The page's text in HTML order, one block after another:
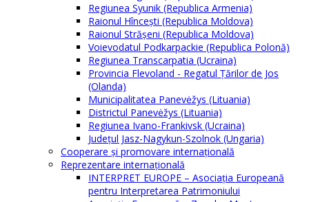
Regiunea Syunik (Republica Armenia)
Raionul Hîncești (Republica Moldova)
Raionul Străşeni (Republica Moldova)
Voievodatul Podkarpackie (Republica Polonă)
Regiunea Transcarpatia (Ucraina)
Provincia Flevoland - Regatul Ţărilor de Jos
(Olanda)
Municipalitatea Panevėžys (Lituania)
Districtul Panevėžys (Lituania)
Regiunea Ivano-Frankivsk (Ucraina)
Judeţul Jasz-Nagykun-Szolnok (Ungaria)
Cooperare şi promovare internaţională
Reprezentare internaţională
INTERPRET EUROPE – Asociația Europeană
pentru Interpretarea Patrimoniului